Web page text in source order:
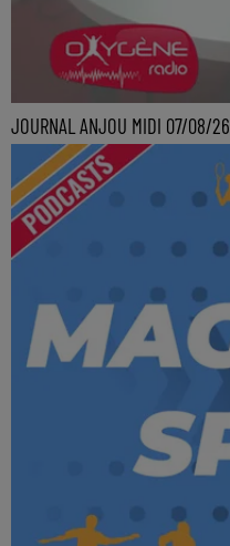
JOURNAL ANJOU MIDI 07/08/26